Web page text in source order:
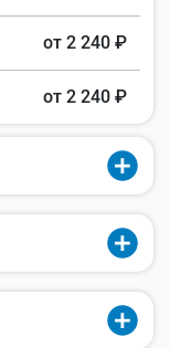
от 2 240 ₽
от 2 240 ₽